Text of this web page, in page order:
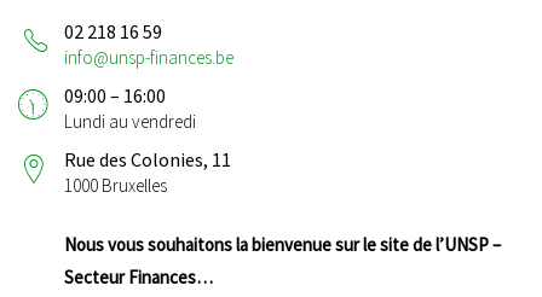
02 218 16 59
info@unsp-finances.be
09:00 – 16:00
Lundi au vendredi
Rue des Colonies, 11
1000 Bruxelles
Nous vous souhaitons la bienvenue sur le site de l’UNSP –
Secteur Finances…